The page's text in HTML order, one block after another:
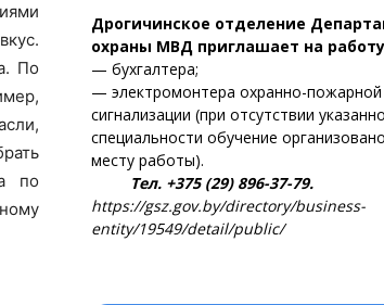
По
по
Дрогичинское отделение
охраны МВД приглашает на
— бухгалтера;
— электромонтера охранно-пожарной
сигнализации (при отсутствии
специальности обучение
месту работы).
Тел. +375 (29) 896-37-79.
https://gsz.gov.by/directory/business-
entity/19549/detail/public/